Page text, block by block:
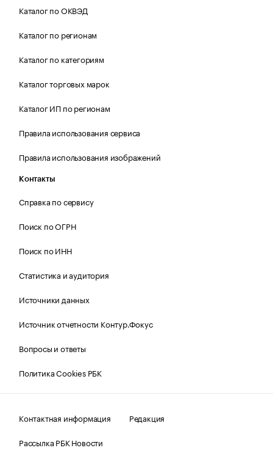
Каталог по ОКВЭД
Каталог по регионам
Каталог по категориям
Каталог торговых марок
Каталог ИП по регионам
Правила использования сервиса
Правила использования изображений
Контакты
Справка по сервису
Поиск по ОГРН
Поиск по ИНН
Статистика и аудитория
Источники данных
Источник отчетности Контур.Фокус
Вопросы и ответы
Политика Cookies РБК
Контактная информация
Редакция
Рассылка РБК Новости